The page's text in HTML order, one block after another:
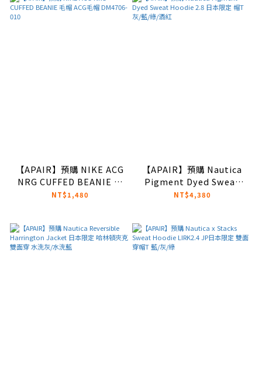
【APAIR】預購 NIKE ACG
NRG CUFFED BEANIE 毛
帽 ACG毛帽 DM4706-010
NT$1,480
【APAIR】預購 Nautica
Pigment Dyed Sweat
Hoodie 2.8 日本限定 帽T
NT$4,380